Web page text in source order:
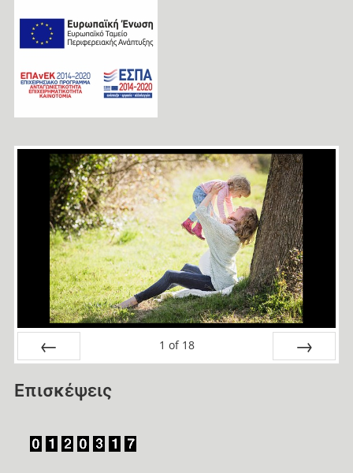
1 of 18
Επισκέψεις